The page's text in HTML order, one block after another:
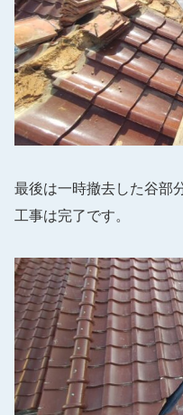
最後は一時撤去した谷部
工事は完了です。